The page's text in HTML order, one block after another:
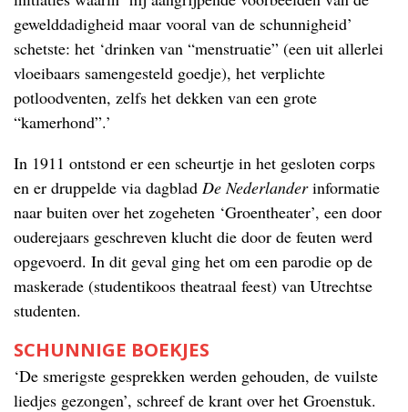
gewelddadigheid maar vooral van de schunnigheid’
schetste: het ‘drinken van “menstruatie” (een uit allerlei
vloeibaars samengesteld goedje), het verplichte
potloodventen, zelfs het dekken van een grote
“kamerhond”.’
In 1911 ontstond er een scheurtje in het gesloten corps
en er druppelde via dagblad De Nederlanderinformatie
naar buiten over het zogeheten ‘Groentheater’, een door
ouderejaars geschreven klucht die door de feuten werd
opgevoerd. In dit geval ging het om een parodie op de
maskerade (studentikoos theatraal feest) van Utrechtse
studenten.
SCHUNNIGE BOEKJES
‘De smerigste gesprekken werden gehouden, de vuilste
liedjes gezongen’, schreef de krant over het Groenstuk.